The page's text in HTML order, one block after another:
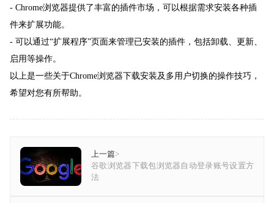
- Chrome浏览器提供了丰富的插件市场，可以根据需求安装各种插
件来扩展功能。
- 可以通过“扩展程序”页面来管理已安装的插件，包括卸载、更新、
启用等操作。
以上是一些关于Chrome浏览器下载安装及多用户切换的操作技巧，
希望对您有所帮助。
上一篇>
谷歌浏览器下载包浏览器自动登录账号设置方
法